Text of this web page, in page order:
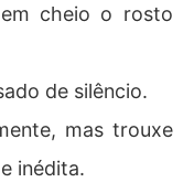
cheio o rosto
de silêncio.
mas trouxe
inédita.